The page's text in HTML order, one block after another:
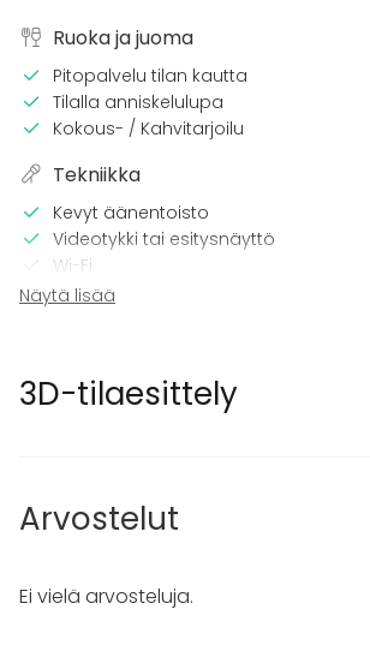
Ruoka ja juoma
Pitopalvelu tilan kautta
Tilalla anniskelulupa
Kokous- / Kahvitarjoilu
Tekniikka
Kevyt äänentoisto
Videotykki tai esitysnäyttö
Wi-Fi
TV
Terassi
Sauna
Astiasto
Juhlat
Näytä lisää
3D-tilaesittely
Arvostelut
Ei vielä arvosteluja.